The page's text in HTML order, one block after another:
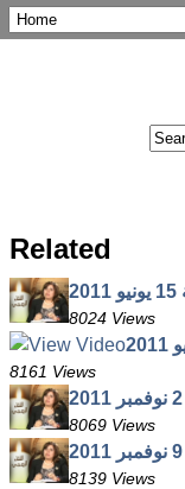
Related
8024 Views
8161 Views
8069 Views
8139 Views